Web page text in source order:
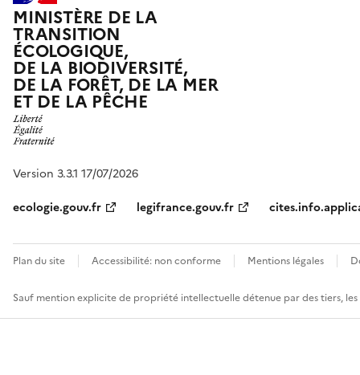
MINISTÈRE DE LA
TRANSITION
ÉCOLOGIQUE,
DE LA BIODIVERSITÉ,
DE LA FORÊT, DE LA MER
ET DE LA PÊCHE
Version 3.3.1 17/07/2026
ecologie.gouv.fr
legifrance.gouv.fr
Plan du site Accessibilité: non conforme Mentions légales
Sauf mention explicite de propriété intellectuelle détenue par des tiers,